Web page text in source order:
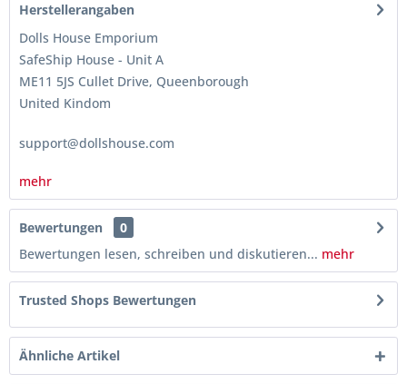
Herstellerangaben
Dolls House Emporium
SafeShip House - Unit A
ME11 5JS Cullet Drive, Queenborough
United Kindom
support@dollshouse.com
mehr
Bewertungen
0
Bewertungen lesen, schreiben und diskutieren... mehr
Trusted Shops Bewertungen
Ähnliche Artikel